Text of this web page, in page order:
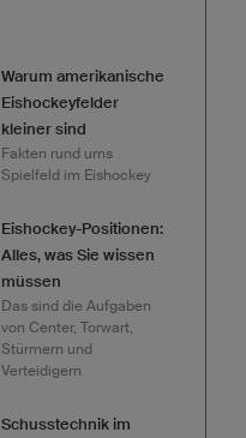
Warum amerikanische
Eishockeyfelder
kleiner sind
Fakten rund ums
Spielfeld im Eishockey
Eishockey-Positionen:
Alles, was Sie wissen
müssen
Das sind die Aufgaben
von Center, Torwart,
Stürmern und
Verteidigern
Schusstechnik im